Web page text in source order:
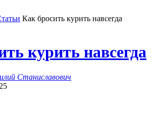
Как бросить курить навсегда
курить навсегда
Станиславович